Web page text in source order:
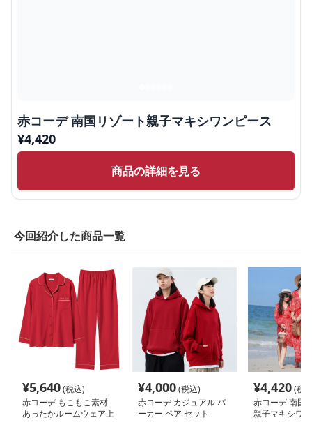
赤コーデ 南国リゾート親子マキシワンピース
¥4,420
商品の詳細を見る
今回紹介した商品一覧
¥5,640(税込)
赤コーデ もこもこ素材
あったかルームウェア上
¥4,000(税込)
赤コーデ カジュアル パ
ーカー ペア セット
¥4,420(税
赤コーデ 南国
親子マキシワ